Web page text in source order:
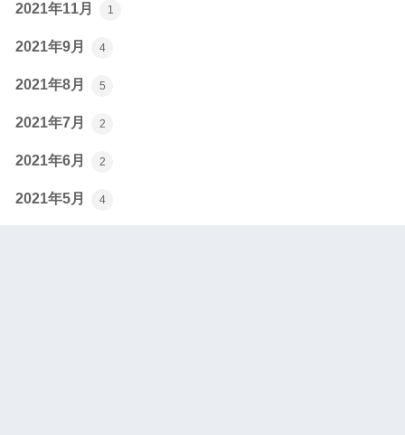
2021年11月 1
2021年9月 4
2021年8月 5
2021年7月 2
2021年6月 2
2021年5月 4